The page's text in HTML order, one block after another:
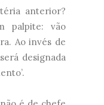
anterior?
palpite: vão
Ao invés de
designada